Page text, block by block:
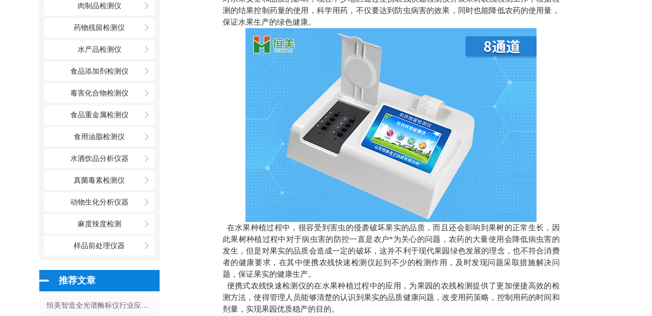
肉制品检测仪
药物残留检测仪
水产品检测仪
食品添加剂检测仪
毒害化合物检测仪
食品重金属检测仪
食用油脂检测仪
水酒饮品分析仪器
真菌毒素检测仪
动物生化分析仪器
麻度辣度检测
样品前处理仪器
推荐文章
恒美智造全光谱酶标仪行业应用白皮书：酶标仪在六大领域的检测解决方案
测的结果控制药量的使用，科学用药，不仅要达到防虫病害的效果，同时也能降低农药的使用量，
保证水果生产的绿色健康。
在水果种植过程中，很容受到害虫的侵袭破坏果实的品质，而且还会影响到果树的正常生长，因
此果树种植过程中对于病虫害的防控一直是农户*为关心的问题，农药的大量使用会降低病虫害的
发生，但是对果实的品质会造成一定的破坏，这并不利于现代果园绿色发展的理念，也不符合消费
者的健康要求，在其中便携农残快速检测仪起到不少的检测作用，及时发现问题采取措施解决问
题，保证果实的健康生产。
便携式农残快速检测仪的在水果种植过程中的应用，为果园的农残检测提供了更加便捷高效的检
测方法，使得管理人员能够清楚的认识到果实的品质健康问题，改变用药策略，控制用药的时间和
剂量，实现果园优质稳产的目的。